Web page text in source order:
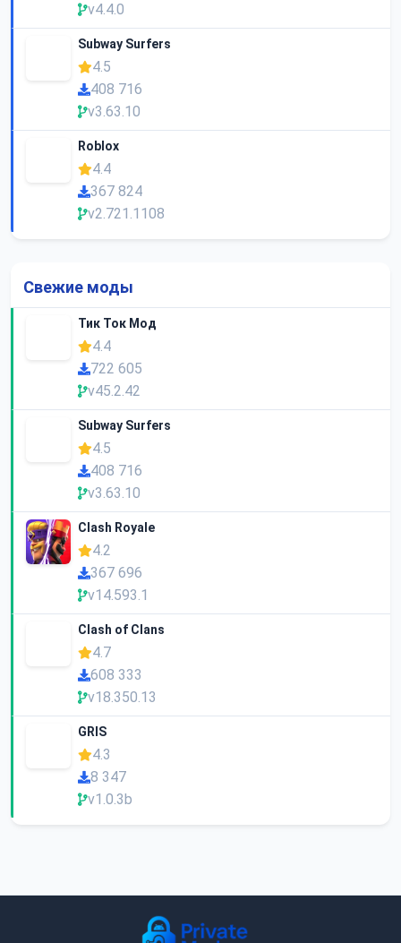
v4.4.0
Subway Surfers
4.5
408 716
v3.63.10
Roblox
4.4
367 824
v2.721.1108
Свежие моды
Тик Ток Мод
4.4
722 605
v45.2.42
Subway Surfers
4.5
408 716
v3.63.10
Clash Royale
4.2
367 696
v14.593.1
Clash of Clans
4.7
608 333
v18.350.13
GRIS
4.3
8 347
v1.0.3b